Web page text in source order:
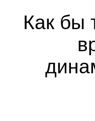
Как бы